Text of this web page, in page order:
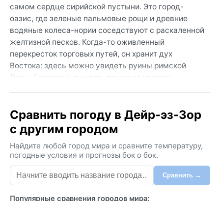
самом сердце сирийской пустыни. Это город-
оазис, где зеленые пальмовые рощи и древние
водяные колеса-нории соседствуют с раскаленной
желтизной песков. Когда-то оживленный
перекресток торговых путей, он хранит дух
Востока: здесь можно увидеть руины римской
Доры-Европоса, ощутить тяжелую красоту
неразрывно связана с рекой, дающей прохладу и
влагу среди бескрайних аридных просторов.
Согласно классификации Кёппена, климат здесь —
жаркая пустыня (BWh). Лето в Дейр-эз-Зоре
изнурительно долгое: с мая по октябрь столбик
термометра регулярно поднимается выше +40°C,
дневной зной сменяется душными ночами (не
Сравнить погоду в Дейр-эз-Зор
с другим городом
Найдите любой город мира и сравните температуру,
погодные условия и прогнозы бок о бок.
Сравнить →
Популярные сравнения городов мира: